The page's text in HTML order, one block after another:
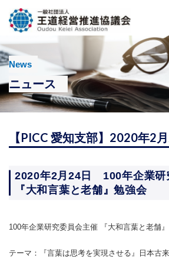
News
ニュース
【PICC 愛知支部】2020年
2020年2月24日 100年企業研
『大和言葉と老舗』勉強会
100年企業研究委員会主催 『大和言葉と老舗
テーマ：『言葉は思考を実現させる』日本古